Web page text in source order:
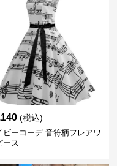
(税込)
ビーコーデ 音符柄フレアワ
ース